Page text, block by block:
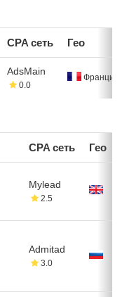
CPA сеть Гео
AdsMain
0.0
Франция
CPA сеть Гео
Mylead
2.5
Admitad
3.0